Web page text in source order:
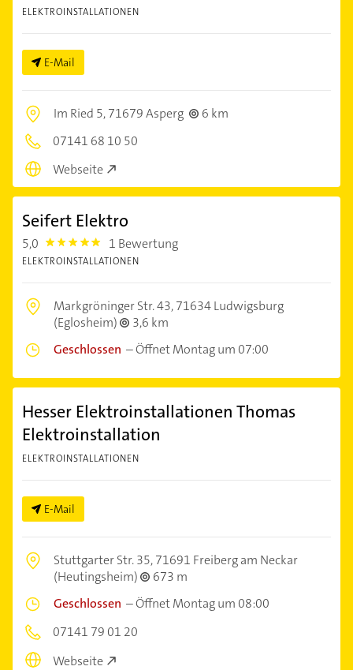
ELEKTROINSTALLATIONEN
E-Mail
Im Ried 5,71679 Asperg
6 km
07141 68 10 50
Webseite
Seifert Elektro
5,0 5.0 1 Bewertung
ELEKTROINSTALLATIONEN
Markgröninger Str. 43,71634 Ludwigsburg
(Eglosheim)
3,6 km
Geschlossen –Öffnet Montag um 07:00
Hesser Elektroinstallationen Thomas
Elektroinstallation
ELEKTROINSTALLATIONEN
E-Mail
Stuttgarter Str. 35,71691 Freiberg am Neckar
(Heutingsheim)
673 m
Geschlossen –Öffnet Montag um 08:00
07141 79 01 20
Webseite